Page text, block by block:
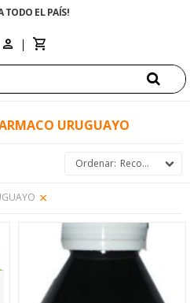
URUGUAYO
Recomendados